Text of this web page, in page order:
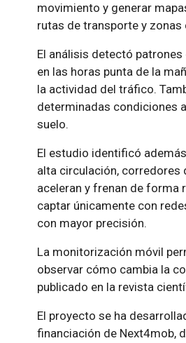
movimiento y generar
rutas de transporte y
El análisis detectó
en las horas punta de la
la actividad del tráfico.
determinadas condiciones
suelo.
El estudio identificó
alta circulación, corredores
aceleran y frenan de forma
captar únicamente con
con mayor precisión.
La monitorización móvil
observar cómo cambia la
publicado en la revista
El proyecto se ha
financiación de Next4mob,